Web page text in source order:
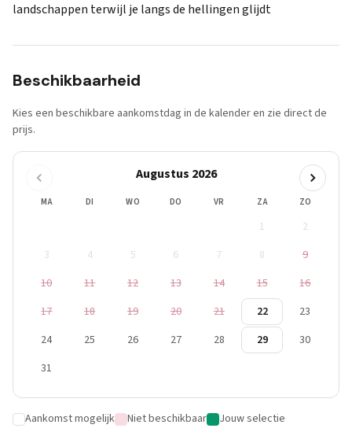
landschappen terwijl je langs de hellingen glijdt
Beschikbaarheid
Kies een beschikbare aankomstdag in de kalender en zie direct de
prijs.
Augustus 2026
MA DI WO DO VR ZA ZO
1
2
3
4 5 6 7 8
9
10
11 12 13 14 15
16
17
18 19 20 21 22
23
24
25 26 27 28 29
30
31
Aankomst mogelijk Niet beschikbaar Jouw selectie